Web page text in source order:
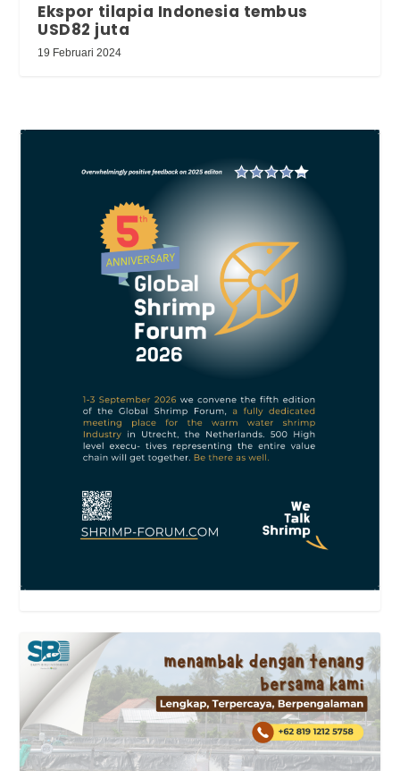
Ekspor tilapia Indonesia tembus
USD82 juta
19 Februari 2024